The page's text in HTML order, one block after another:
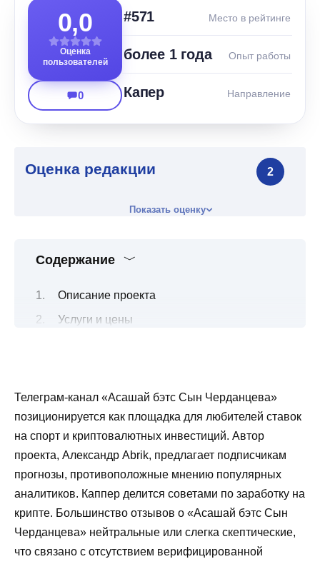
0,0
Оценка
пользователей
0
#571 Место в рейтинге
более 1 года Опыт работы
Капер Направление
Оценка редакции 2
Показать оценку
Содержание
Описание проекта
Услуги и цены
Мнения пользователей
Проблемы и риски
Заключение
Телеграм-канал «Асашай бэтс Сын Черданцева»
позиционируется как площадка для любителей ставок
на спорт и криптовалютных инвестиций. Автор
проекта, Александр Abrik, предлагает подписчикам
прогнозы, противоположные мнению популярных
аналитиков. Каппер делится советами по заработку на
крипте. Большинство отзывов о «Асашай бэтс Сын
Черданцева» нейтральные или слегка скептические,
что связано с отсутствием верифицированной